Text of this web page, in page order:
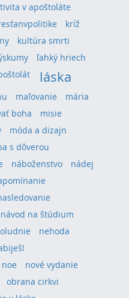
v apoštoláte
kríž
kultúra smrti
ľahký hriech
láska
maľovanie
mária
boha
misie
móda a dizajn
s dôverou
náboženstvo
nádej
návod na štúdium
nehoda
noe
nové vydanie
obrana cirkvi